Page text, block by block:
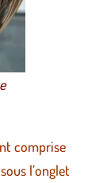
comprise
l’onglet